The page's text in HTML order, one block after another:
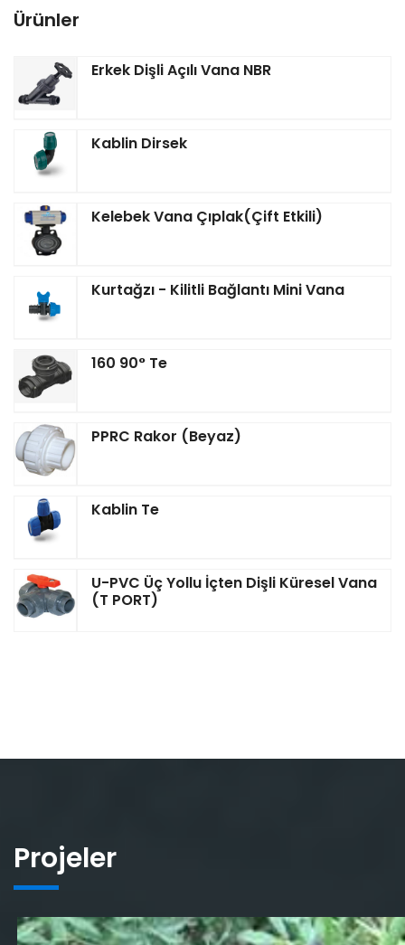
Ürünler
Erkek Dişli Açılı Vana NBR
Kablin Dirsek
Kelebek Vana Çıplak(Çift Etkili)
Kurtağzı - Kilitli Bağlantı Mini Vana
160 90° Te
PPRC Rakor (Beyaz)
Kablin Te
U-PVC Üç Yollu İçten Dişli Küresel Vana
(T PORT)
Projeler